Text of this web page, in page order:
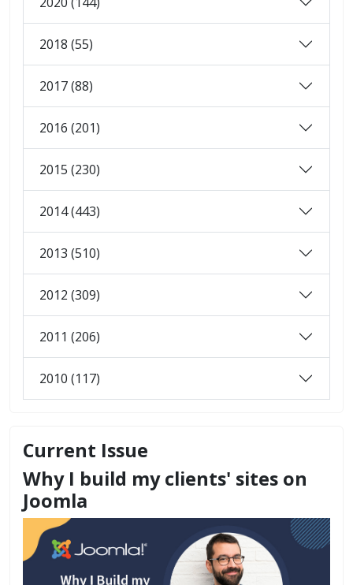
2018 (55)
2017 (88)
2016 (201)
2015 (230)
2014 (443)
2013 (510)
2012 (309)
2011 (206)
2010 (117)
Current Issue
Why I build my clients' sites on
Joomla